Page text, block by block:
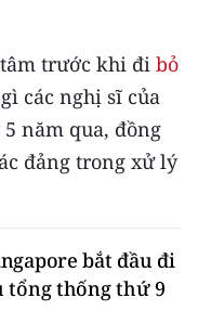
trước khi đi bỏ
các nghị sĩ của
năm qua, đồng
đảng trong xử lý
bắt đầu đi
tổng thống thứ 9